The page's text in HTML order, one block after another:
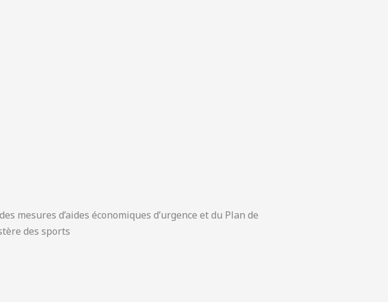
mesures d’aides économiques d’urgence et du Plan de
des sports